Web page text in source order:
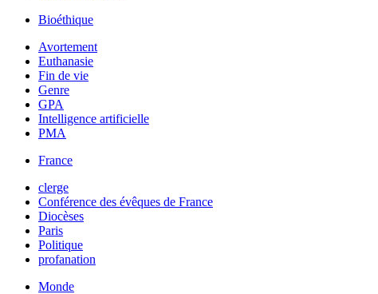
Bioéthique
Avortement
Euthanasie
Fin de vie
Genre
GPA
Intelligence artificielle
PMA
France
clerge
Conférence des évêques de France
Diocèses
Paris
Politique
profanation
Monde